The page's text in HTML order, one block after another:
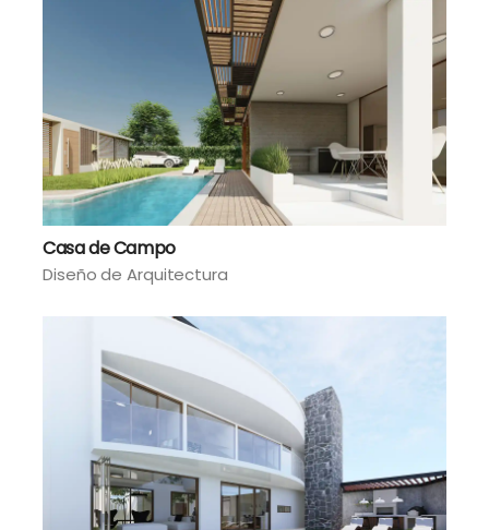
Casa de Campo
Diseño de Arquitectura